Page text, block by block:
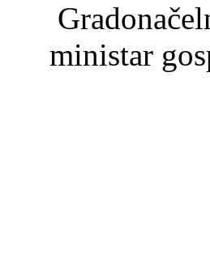
ministar